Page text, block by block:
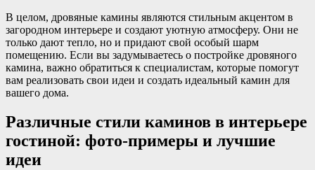
В целом, дровяные камины являются стильным акцентом в
загородном интерьере и создают уютную атмосферу. Они не
только дают тепло, но и придают свой особый шарм
помещению. Если вы задумываетесь о постройке дровяного
камина, важно обратиться к специалистам, которые помогут
вам реализовать свои идеи и создать идеальный камин для
вашего дома.
Различные стили каминов в интерьере
гостиной: фото-примеры и лучшие
идеи